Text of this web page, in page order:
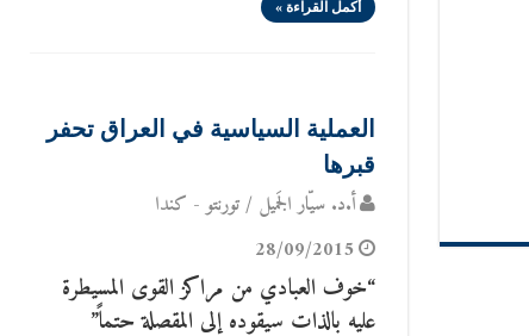
أكمل القراءة »
العملية السياسية في العراق تحفر
قبرها
أ.د. سيّار الجَميل / تورنتو - كندا
28/09/2015
“خوف العبادي من مراكز القوى المسيطرة
عليه بالذات سيقوده إلى المقصلة حتماً”